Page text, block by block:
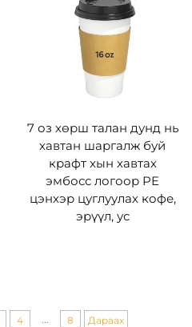
7 оз хөрш талан дунд нь
хавтан шаргалж буй
крафт хын хавтах
эмбосс логоор PE
цэнхэр цуглуулах кофе,
эрүүл, ус
4 ... 8 Дараах